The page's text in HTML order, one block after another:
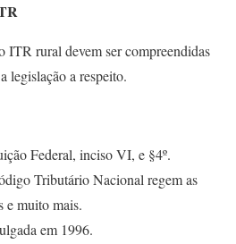
ITR rural devem ser compreendidas
legislação a respeito.
Federal, inciso VI, e §4º.
Tributário Nacional regem as
e muito mais.
em 1996.